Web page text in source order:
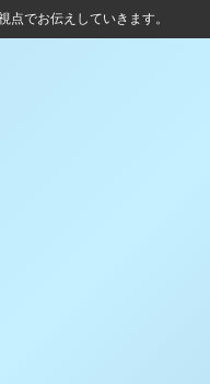
点でお伝えしていきます。